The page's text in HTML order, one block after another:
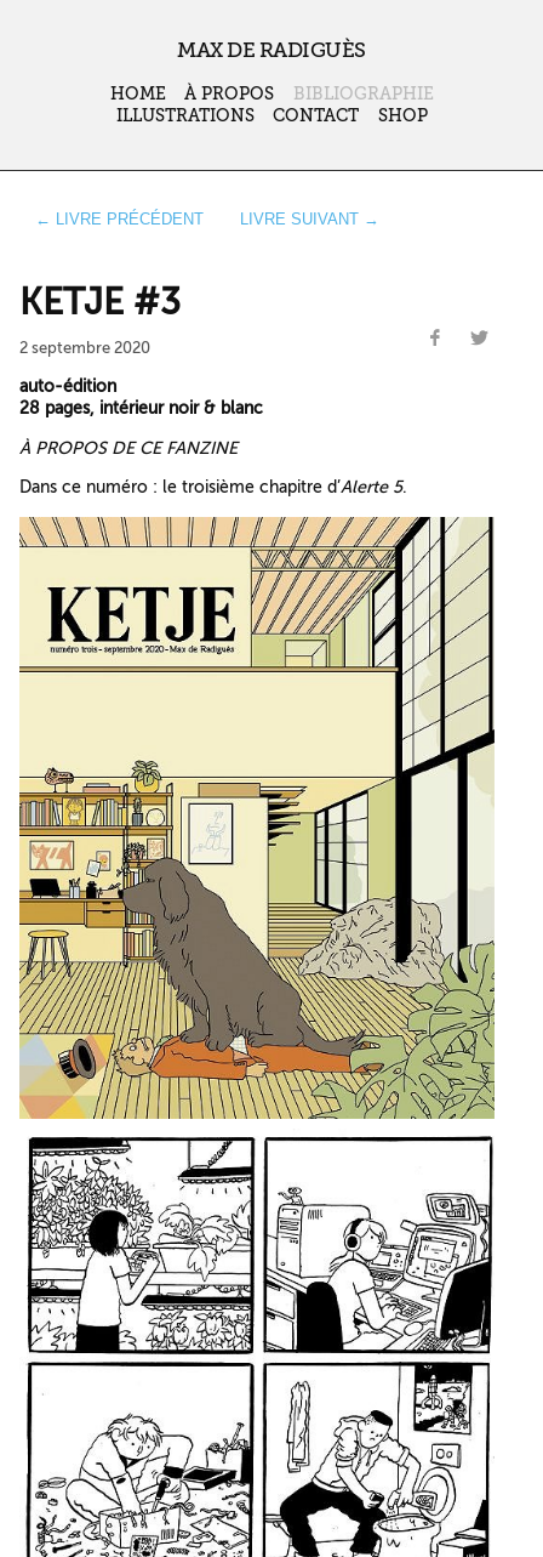
MAX DE RADIGUÈS
HOME À PROPOS
BIBLIOGRAPHIE
ILLUSTRATIONS
CONTACT SHOP
← LIVRE PRÉCÉDENT LIVRE SUIVANT →
KETJE #3
2 septembre 2020
auto-édition
28 pages, intérieur noir & blanc
À PROPOS DE CE FANZINE
Dans ce numéro : le troisième chapitre d’Alerte 5.